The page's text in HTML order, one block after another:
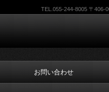
TEL.055-244-8005 〒
お問い合わせ